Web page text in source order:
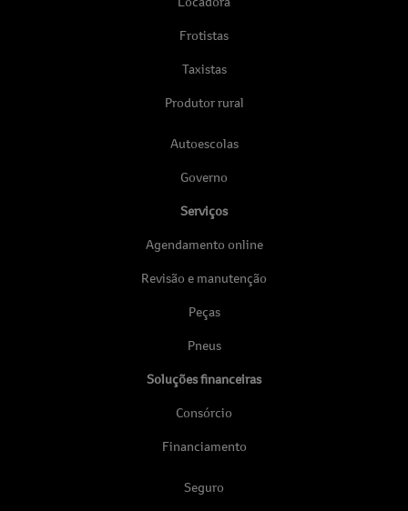
Frotistas
Taxistas
Produtor rural
Autoescolas
Governo
Serviços
Agendamento online
Revisão e manutenção
Peças
Pneus
Soluções financeiras
Consórcio
Financiamento
Seguro